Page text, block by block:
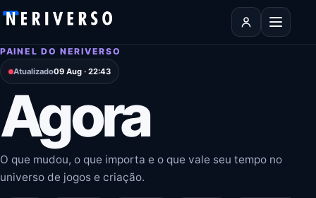
Pular para o conteúdo
Abrir
PAINEL DO NERIVERSO
Atualizado09 Aug · 22:43
Agora
O que mudou, o que importa e o que vale seu tempo no
universo de jogos e criação.